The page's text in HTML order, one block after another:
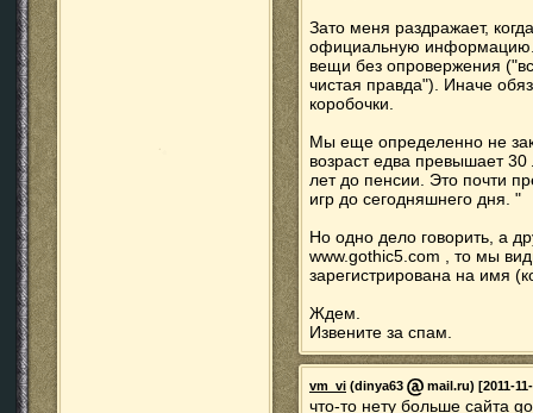
Зато меня раздражает,
официальную информацию.
вещи без опровержения
чистая правда"). Иначе
коробочки.
Мы еще определенно не
возраст едва превышает
лет до пенсии. Это почти
игр до сегодняшнего дня. "
Но одно дело говорить, а
www.gothic5.com , то мы
зарегистрирована на имя
Ждем.
Извените за спам.
vm_vi (dinya63 mail.ru) [2011-
что-то нету больше сайта